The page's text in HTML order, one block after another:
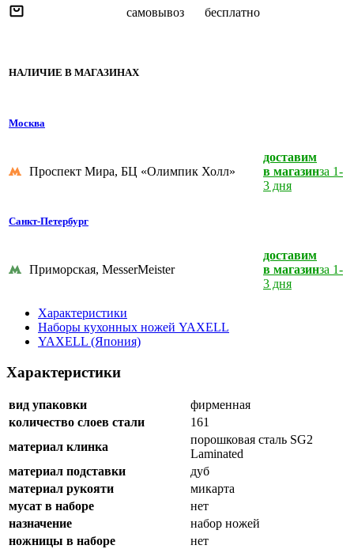
самовывоз
бесплатно
НАЛИЧИЕ В МАГАЗИНАХ
Москва
Проспект Мира, БЦ «Олимпик Холл»
доставим
в магазинза 1-
3 дня
Санкт-Петербург
Приморская, MesserMeister
доставим
в магазинза 1-
3 дня
Характеристики
Наборы кухонных ножей YAXELL
YAXELL (Япония)
Характеристики
вид упаковки
фирменная
количество слоев стали
161
материал клинка
порошковая сталь SG2
Laminated
материал подставки
дуб
материал рукояти
микарта
мусат в наборе
нет
назначение
набор ножей
ножницы в наборе
нет